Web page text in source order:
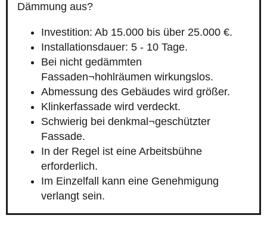
Dämmung aus?
Investition: Ab 15.000 bis über 25.000 €.
Installationsdauer: 5 - 10 Tage.
Bei nicht gedämmten
Fassaden¬hohlräumen wirkungslos.
Abmessung des Gebäudes wird größer.
Klinkerfassade wird verdeckt.
Schwierig bei denkmal¬geschützter
Fassade.
In der Regel ist eine Arbeitsbühne
erforderlich.
Im Einzelfall kann eine Genehmigung
verlangt sein.